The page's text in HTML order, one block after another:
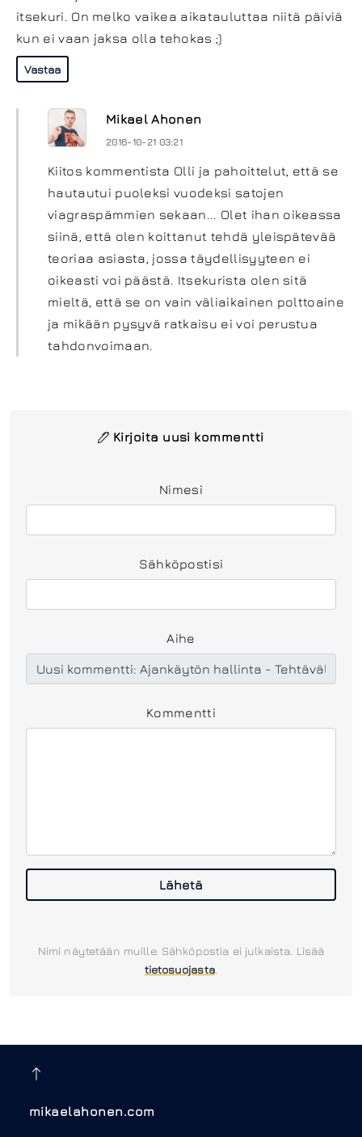
itsekuri. On melko vaikea aikatauluttaa niitä päiviä
kun ei vaan jaksa olla tehokas ;)
Vastaa
Mikael Ahonen
2016-10-21 03:21
Kiitos kommentista Olli ja pahoittelut, että se
hautautui puoleksi vuodeksi satojen
viagraspämmien sekaan... Olet ihan oikeassa
siinä, että olen koittanut tehdä yleispätevää
teoriaa asiasta, jossa täydellisyyteen ei
oikeasti voi päästä. Itsekurista olen sitä
mieltä, että se on vain väliaikainen polttoaine
ja mikään pysyvä ratkaisu ei voi perustua
tahdonvoimaan.
Kirjoita uusi kommentti
Nimesi
Sähköpostisi
Aihe
Kommentti
Lähetä
Nimi näytetään muille. Sähköpostia ei julkaista. Lisää
tietosuojasta.
mikaelahonen.com